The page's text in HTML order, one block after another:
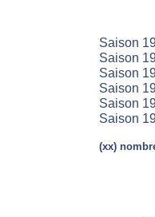
Saison
Saison
Saison
Saison
Saison
Saison
(xx)